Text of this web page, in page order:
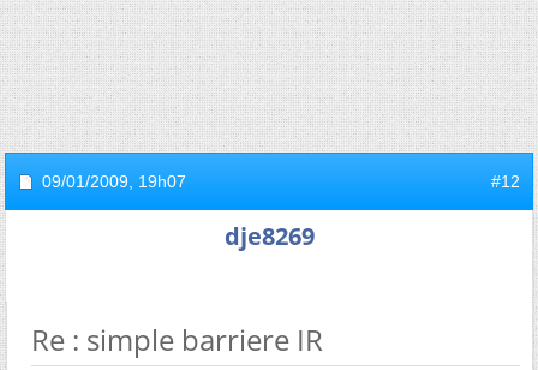
09/01/2009, 19h07 #12
dje8269
Re : simple barriere IR